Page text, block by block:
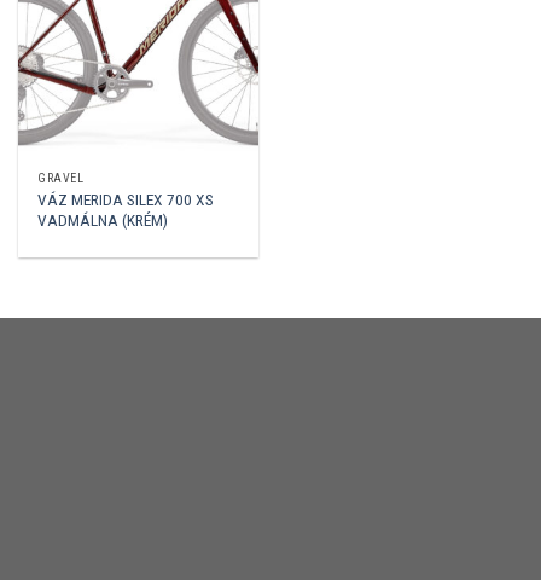
GRAVEL
VÁZ MERIDA SILEX 700 XS
VADMÁLNA (KRÉM)